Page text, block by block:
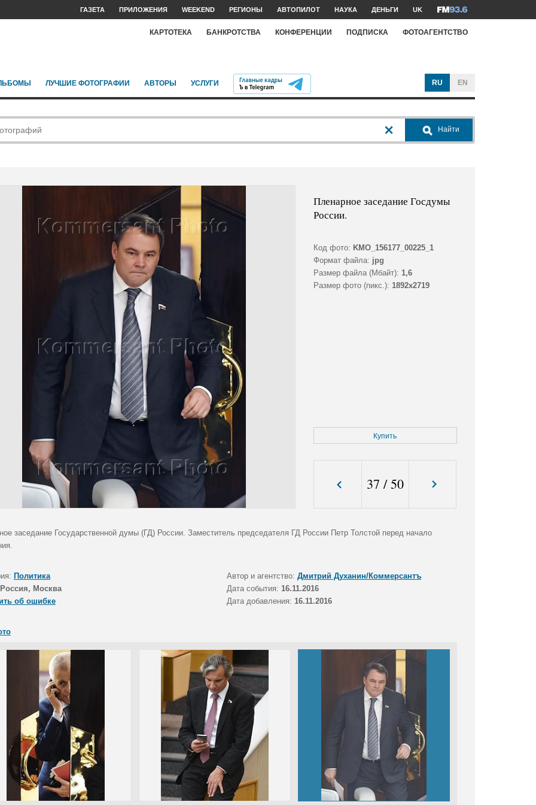
ГАЗЕТА ПРИЛОЖЕНИЯ WEEKEND РЕГИОНЫ АВТОПИЛОТ НАУКА ДЕНЬГИ UK
КАРТОТЕКА БАНКРОТСТВА КОНФЕРЕНЦИИ ПОДПИСКА ФОТОАГЕНТСТВО
ЛУЧШИЕ ФОТОГРАФИИ АВТОРЫ УСЛУГИ RU EN
Найти
Пленарное заседание Госдумы
России.
Код фото: KMO_156177_00225_1
Формат файла: jpg
Размер файла (Мбайт): 1,6
Размер фото (пикс.): 1892x2719
Купить
37 /50
заседание Государственной думы (ГД) России. Заместитель председателя ГД России Петр Толстой перед начало
Политика Автор и агентство: Дмитрий Духанин/Коммерсантъ
Россия, Москва Дата события: 16.11.2016
об ошибке
Дата добавления: 16.11.2016